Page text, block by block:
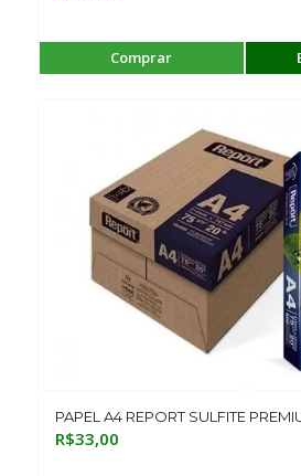
Comprar
PAPEL A4 REPORT SULFITE
R$33,00